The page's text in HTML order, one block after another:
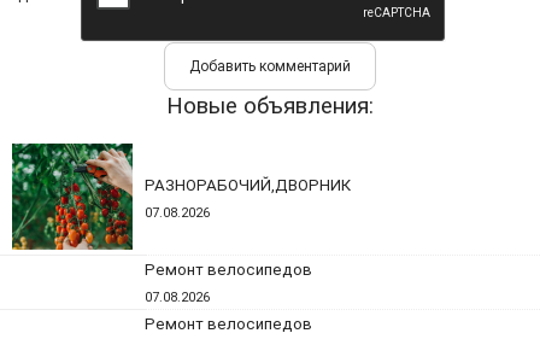
Новые объявления:
РАЗНОРАБОЧИЙ,ДВОРНИК
07.08.2026
Ремонт велосипедов
07.08.2026
Ремонт велосипедов